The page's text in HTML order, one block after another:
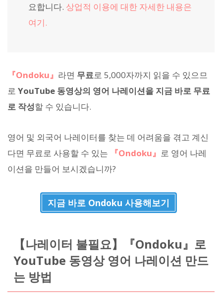
요합니다. 상업적 이용에 대한 자세한 내용은
여기.
『Ondoku』 라면 무료로 5,000자까지 읽을 수 있으므
로 YouTube 동영상의 영어 나레이션을 지금 바로 무료
로 작성할 수 있습니다.
영어 및 외국어 나레이터를 찾는 데 어려움을 겪고 계신
다면 무료로 사용할 수 있는
『Ondoku』 로 영어 나레
이션을 만들어 보시겠습니까?
지금 바로 Ondoku 사용해보기
【나레이터 불필요】『Ondoku』로
YouTube 동영상 영어 나레이션 만드
는 방법